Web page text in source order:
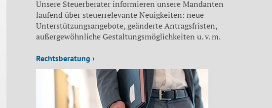
Unsere Steuerberater informieren unsere Mandanten
laufend über steuerrelevante Neuigkeiten: neue
Unterstützungsangebote, geänderte Antragsfristen,
außergewöhnliche Gestaltungsmöglichkeiten u. v. m.
Rechtsberatung ›